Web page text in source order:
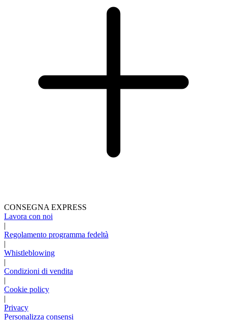
CONSEGNA EXPRESS
Lavora con noi
|
Regolamento programma fedeltà
|
Whistleblowing
|
Condizioni di vendita
|
Cookie policy
|
Privacy
Personalizza consensi